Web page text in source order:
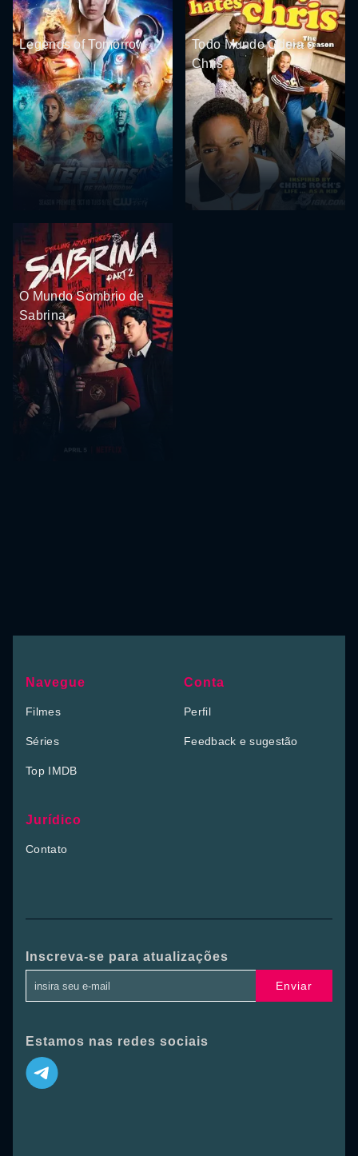
Legends of Tomorrow
Todo Mundo Odeia o
Chris
O Mundo Sombrio de
Sabrina
Navegue
Filmes
Séries
Top IMDB
Conta
Perfil
Feedback e sugestão
Jurídico
Contato
Inscreva-se para atualizações
Enviar
Estamos nas redes sociais